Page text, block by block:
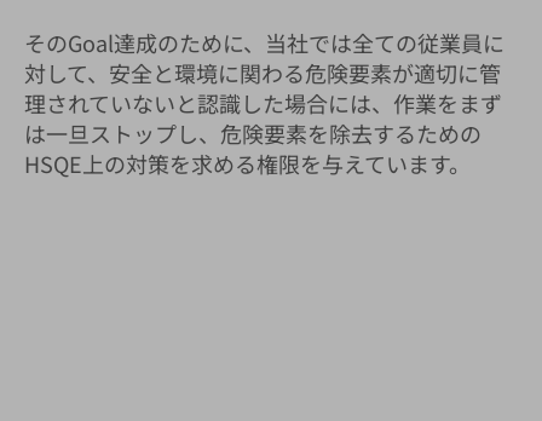
そのGoal達成のために、当社では全ての従業員に
対して、安全と環境に関わる危険要素が適切に管
理されていないと認識した場合には、作業をまず
は一旦ストップし、危険要素を除去するための
HSQE上の対策を求める権限を与えています。